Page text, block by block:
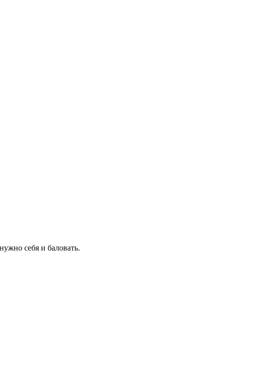
себя и баловать.